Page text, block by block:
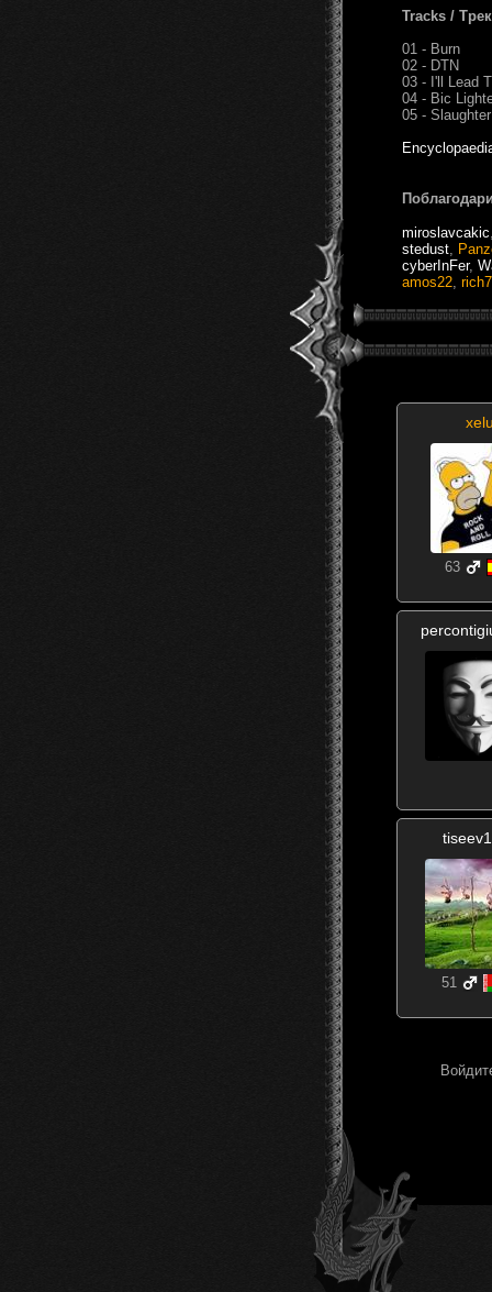
Tracks /
01 - Burn
02 - DTN
03 - I'll Lead
04 - Bic
05 - Slaughter
miroslavcakic
stedust
cyberInFer,
amos22
63
51